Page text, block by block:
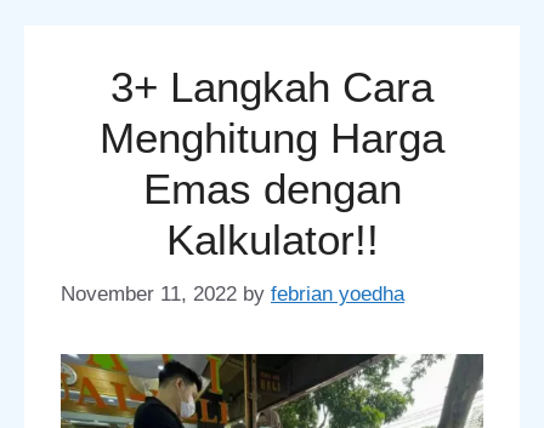
3+ Langkah Cara
Menghitung Harga
Emas dengan
Kalkulator!!
November 11, 2022 by febrian yoedha